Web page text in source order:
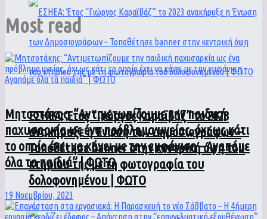
ΕΣΗΕΑ: Έτος “Γιώργος Καραϊβάζ” το 2023
ανακήρυξε η Ένωση των Δημοσιογράφων –
Τοποθέτησε banner στην κεντρική όψη του
κτηρίου της με τη φωτογραφία του
δολοφονημένου | ΦΩΤΟ
Most read
Μητσοτάκης: “Αντιμετωπίζουμε την παιδική
παχυσαρκία ως ένα πρόβλημα υγείας, όχι ως κάτι
το οποίο έχει να κάνει με την εμφάνιση – Αγαπάμε
όλα τα παιδιά” | ΦΩΤΟ
19 Νοεμβρίου, 2023